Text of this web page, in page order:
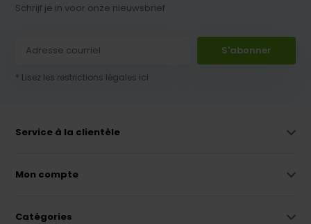
Schrijf je in voor onze nieuwsbrief
S'abonner
* Lisez les restrictions légales ici
Service à la clientèle
Mon compte
Catégories